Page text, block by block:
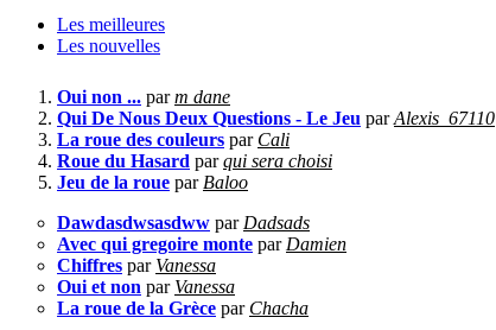
Les meilleures
Les nouvelles
Oui non ... parm dane
Qui De Nous Deux Questions - Le Jeu parAlexis_67110
La roue des couleurs par Cali
Roue du Hasard parqui sera choisi
Jeu de la roue par Baloo
Dawdasdwsasdww par Dadsads
Avec qui gregoire monte par Damien
Chiffres par Vanessa
Oui et non par Vanessa
La roue de la Grèce par Chacha